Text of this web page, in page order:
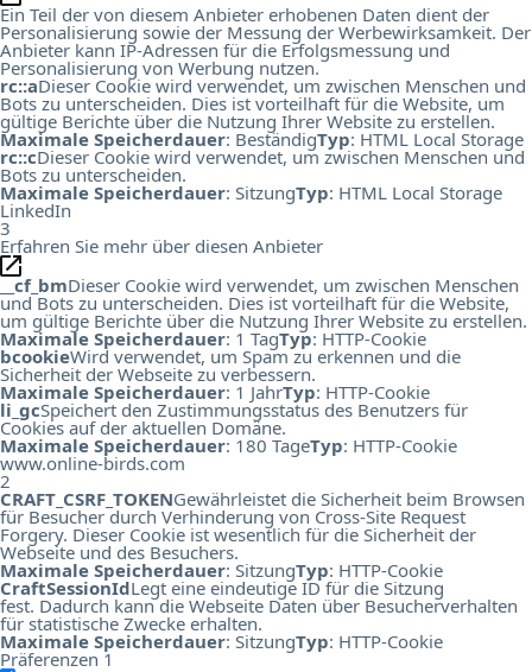
Ein Teil der von diesem Anbieter erhobenen Daten dient der
Personalisierung sowie der Messung der Werbewirksamkeit. Der
Anbieter kann IP-Adressen für die Erfolgsmessung und
Personalisierung von Werbung nutzen.
rc::aDieser Cookie wird verwendet, um zwischen Menschen und
Bots zu unterscheiden. Dies ist vorteilhaft für die Website, um
gültige Berichte über die Nutzung Ihrer Website zu erstellen.
Maximale Speicherdauer: BeständigTyp: HTML Local Storage
rc::cDieser Cookie wird verwendet, um zwischen Menschen und
Bots zu unterscheiden.
Maximale Speicherdauer: SitzungTyp: HTML Local Storage
LinkedIn
3
Erfahren Sie mehr über diesen Anbieter
__cf_bmDieser Cookie wird verwendet, um zwischen Menschen
und Bots zu unterscheiden. Dies ist vorteilhaft für die Website,
um gültige Berichte über die Nutzung Ihrer Website zu erstellen.
Maximale Speicherdauer: 1 TagTyp: HTTP-Cookie
bcookieWird verwendet, um Spam zu erkennen und die
Sicherheit der Webseite zu verbessern.
Maximale Speicherdauer: 1 JahrTyp: HTTP-Cookie
li_gcSpeichert den Zustimmungsstatus des Benutzers für
Cookies auf der aktuellen Domäne.
Maximale Speicherdauer: 180 TageTyp: HTTP-Cookie
www.online-birds.com
2
CRAFT_CSRF_TOKENGewährleistet die Sicherheit beim Browsen
für Besucher durch Verhinderung von Cross-Site Request
Forgery. Dieser Cookie ist wesentlich für die Sicherheit der
Webseite und des Besuchers.
Maximale Speicherdauer: SitzungTyp: HTTP-Cookie
CraftSessionIdLegt eine eindeutige ID für die Sitzung
fest. Dadurch kann die Webseite Daten über Besucherverhalten
für statistische Zwecke erhalten.
Maximale Speicherdauer: SitzungTyp: HTTP-Cookie
Präferenzen 1